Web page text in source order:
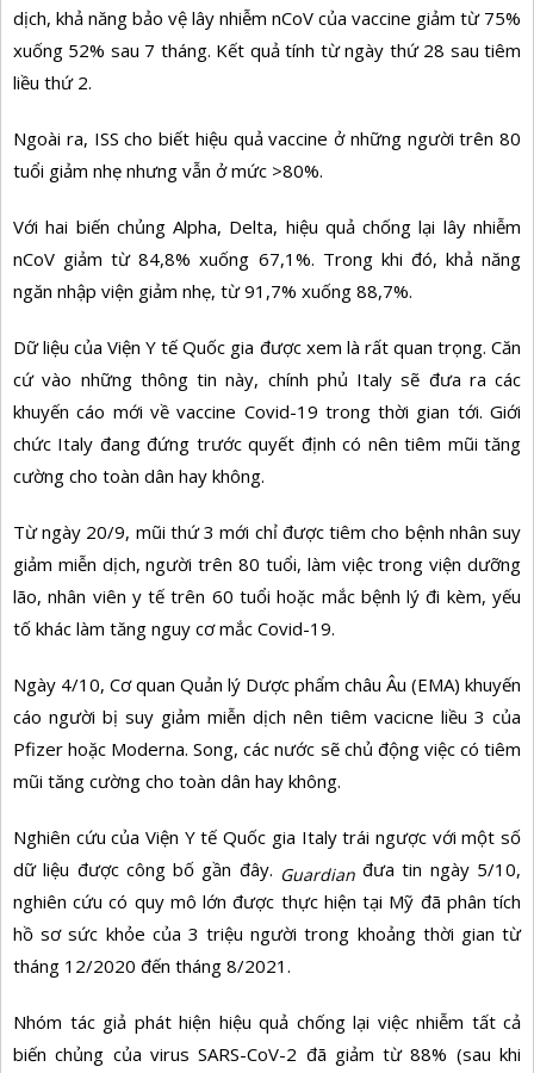
dịch, khả năng bảo vệ lây nhiễm nCoV của vaccine giảm từ 75%
xuống 52% sau 7 tháng. Kết quả tính từ ngày thứ 28 sau tiêm
liều thứ 2.
Ngoài ra, ISS cho biết hiệu quả vaccine ở những người trên 80
tuổi giảm nhẹ nhưng vẫn ở mức >80%.
Với hai biến chủng Alpha, Delta, hiệu quả chống lại lây nhiễm
nCoV giảm từ 84,8% xuống 67,1%. Trong khi đó, khả năng
ngăn nhập viện giảm nhẹ, từ 91,7% xuống 88,7%.
Dữ liệu của Viện Y tế Quốc gia được xem là rất quan trọng. Căn
cứ vào những thông tin này, chính phủ Italy sẽ đưa ra các
khuyến cáo mới về vaccine Covid-19 trong thời gian tới. Giới
chức Italy đang đứng trước quyết định có nên tiêm mũi tăng
cường cho toàn dân hay không.
Từ ngày 20/9, mũi thứ 3 mới chỉ được tiêm cho bệnh nhân suy
giảm miễn dịch, người trên 80 tuổi, làm việc trong viện dưỡng
lão, nhân viên y tế trên 60 tuổi hoặc mắc bệnh lý đi kèm, yếu
tố khác làm tăng nguy cơ mắc Covid-19.
Ngày 4/10, Cơ quan Quản lý Dược phẩm châu Âu (EMA) khuyến
cáo người bị suy giảm miễn dịch nên tiêm vacicne liều 3 của
Pfizer hoặc Moderna. Song, các nước sẽ chủ động việc có tiêm
mũi tăng cường cho toàn dân hay không.
Nghiên cứu của Viện Y tế Quốc gia Italy trái ngược với một số
dữ liệu được công bố gần đây. Guardianđưa tin ngày 5/10,
nghiên cứu có quy mô lớn được thực hiện tại Mỹ đã phân tích
hồ sơ sức khỏe của 3 triệu người trong khoảng thời gian từ
tháng 12/2020 đến tháng 8/2021.
Nhóm tác giả phát hiện hiệu quả chống lại việc nhiễm tất cả
biến chủng của virus SARS-CoV-2 đã giảm từ 88% (sau khi